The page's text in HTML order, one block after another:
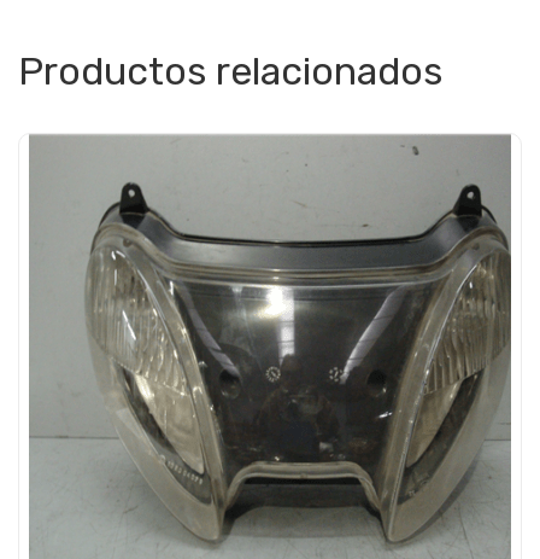
Productos relacionados